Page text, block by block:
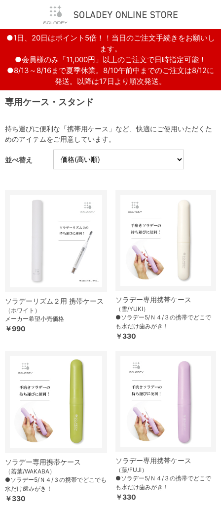
●1日、20日はポイント5倍！！当日のご注文手続きをお願いし
ます。
●会員様のみ「11,000円」以上のご注文で日時指定可能！
●8/13～8/16まで夏季休業。8/10午前中までのご注文は8/12に
発送。以降は17日より順次発送。
専用ケース・スタンド
持ち運びに便利な「携帯用ケース」など、快適にご使用いただくた
めのアイテムをご用意しています。
並べ替え
ソラデーリズム２用 携帯ケース
（ホワイト）
メーカー希望小売価格
￥990
ソラデー専用携帯ケース
（雪/YUKI）
●ソラデー5/Ｎ４/３の携帯でどこで
も水だけ歯みがき！
￥330
ソラデー専用携帯ケース
（若葉/WAKABA）
●ソラデー5/Ｎ４/３の携帯でどこでも
水だけ歯みがき！
￥330
ソラデー専用携帯ケース
（藤/FUJI）
●ソラデー5/Ｎ４/３の携帯でどこで
も水だけ歯みがき！
￥330